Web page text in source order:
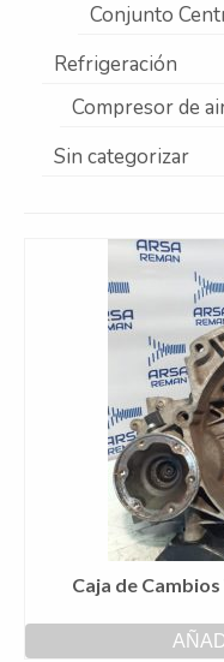
Caja de
Conjunto
Refrigeración
Compresor de
Sin categorizar